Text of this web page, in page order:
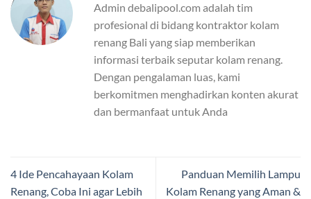
Admin debalipool.com adalah tim
profesional di bidang kontraktor kolam
renang Bali yang siap memberikan
informasi terbaik seputar kolam renang.
Dengan pengalaman luas, kami
berkomitmen menghadirkan konten akurat
dan bermanfaat untuk Anda
4 Ide Pencahayaan Kolam
Renang, Coba Ini agar Lebih
Panduan Memilih Lampu
Kolam Renang yang Aman &